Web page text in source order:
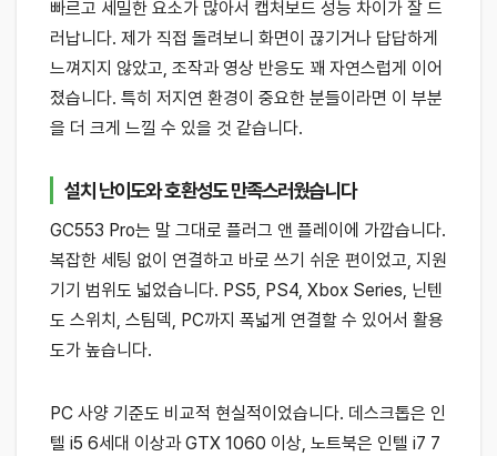
빠르고 세밀한 요소가 많아서 캡처보드 성능 차이가 잘 드
러납니다. 제가 직접 돌려보니 화면이 끊기거나 답답하게
느껴지지 않았고, 조작과 영상 반응도 꽤 자연스럽게 이어
졌습니다. 특히 저지연 환경이 중요한 분들이라면 이 부분
을 더 크게 느낄 수 있을 것 같습니다.
설치 난이도와 호환성도 만족스러웠습니다
GC553 Pro는 말 그대로 플러그 앤 플레이에 가깝습니다.
복잡한 세팅 없이 연결하고 바로 쓰기 쉬운 편이었고, 지원
기기 범위도 넓었습니다. PS5, PS4, Xbox Series, 닌텐
도 스위치, 스팀덱, PC까지 폭넓게 연결할 수 있어서 활용
도가 높습니다.
PC 사양 기준도 비교적 현실적이었습니다. 데스크톱은 인
텔 i5 6세대 이상과 GTX 1060 이상, 노트북은 인텔 i7 7